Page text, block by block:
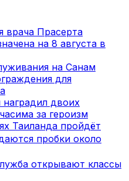
врача Прасерта
на 8 августа в
на Санам
для
двоих
за героизм
Таиланда пройдёт
пробки около
открывают классы